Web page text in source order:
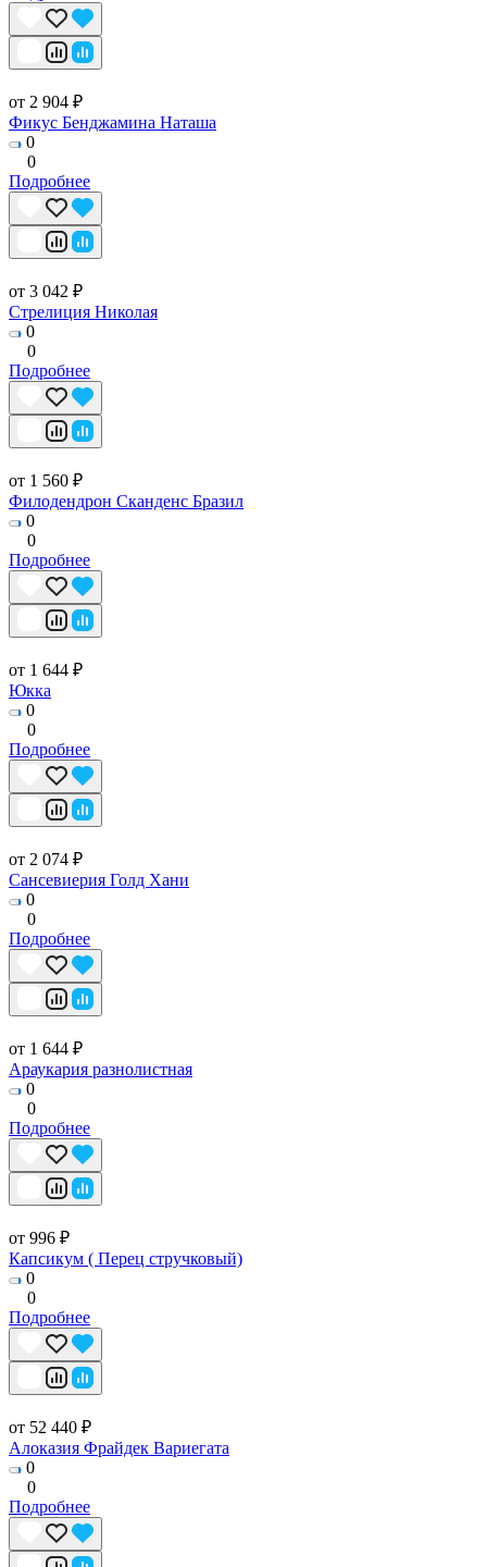
от 2 904 ₽
Фикус Бенджамина Наташа
0
0
Подробнее
от 3 042 ₽
Стрелиция Николая
0
0
Подробнее
от 1 560 ₽
Филодендрон Сканденс Бразил
0
0
Подробнее
от 1 644 ₽
Юкка
0
0
Подробнее
от 2 074 ₽
Сансевиерия Голд Хани
0
0
Подробнее
от 1 644 ₽
Араукария разнолистная
0
0
Подробнее
от 996 ₽
Капсикум ( Перец стручковый)
0
0
Подробнее
от 52 440 ₽
Алоказия Фрайдек Вариегата
0
0
Подробнее